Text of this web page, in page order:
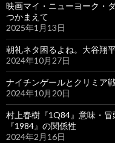
映画マイ・ニューヨーク・
つかまえて
2025年1月13日
朝礼ネタ困るよね。大谷翔
2024年10月27日
ナイチンゲールとクリミア
2024年10月20日
村上春樹『1Q84』意味・
『1984』の関係性
2024年2月16日